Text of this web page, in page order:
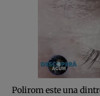
Polirom este una